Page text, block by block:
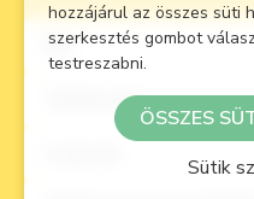
hozzájárul az összes süti
szerkesztés gombot
testreszabni.
ÖSSZES
Sütik